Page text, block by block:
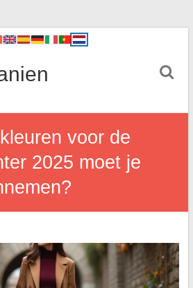
voor de
2025 moet je